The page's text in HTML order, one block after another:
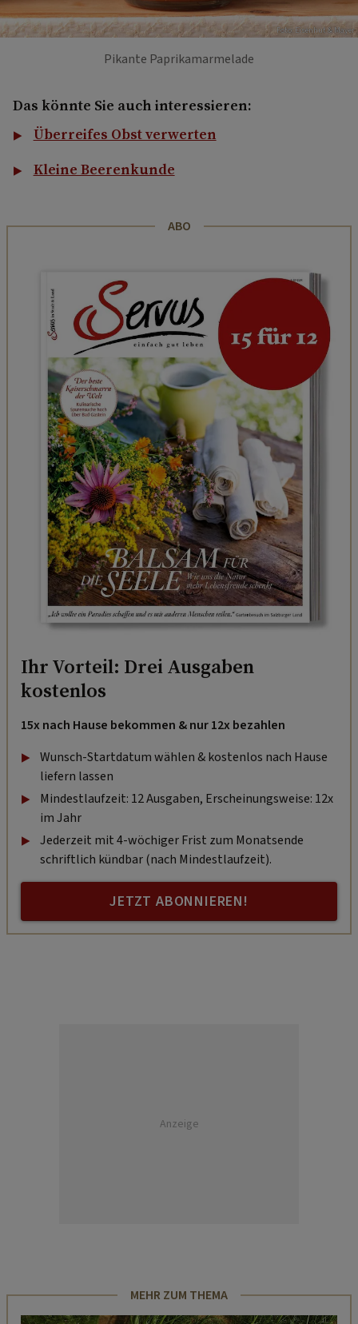
Foto: Eisenhut & Mayer
Pikante Paprikamarmelade
Das könnte Sie auch interessieren:
Überreifes Obst verwerten
Kleine Beerenkunde
ABO
Ihr Vorteil: Drei Ausgaben
kostenlos
15x nach Hause bekommen & nur 12x bezahlen
Wunsch-Startdatum wählen & kostenlos nach Hause
liefern lassen
Mindestlaufzeit: 12 Ausgaben, Erscheinungsweise: 12x
im Jahr
Jederzeit mit 4-wöchiger Frist zum Monatsende
schriftlich kündbar (nach Mindestlaufzeit).
JETZT ABONNIEREN!
Anzeige
MEHR ZUM THEMA